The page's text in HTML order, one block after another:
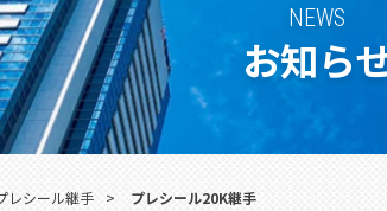
NEWS
お知ら
レシール継手 > プレシール20K継手